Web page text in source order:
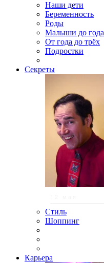
Наши дети
Беременность
Роды
Малыши до года
От года до трёх
Подростки
Секреты
Стиль
Шоппинг
Карьера